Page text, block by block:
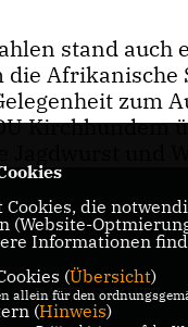
stand
Afrikanische
zum
DATENSCHUTZ
Cookies, die
(Website-
Informationen
(Übersicht)
allein für den
(Hinweis)